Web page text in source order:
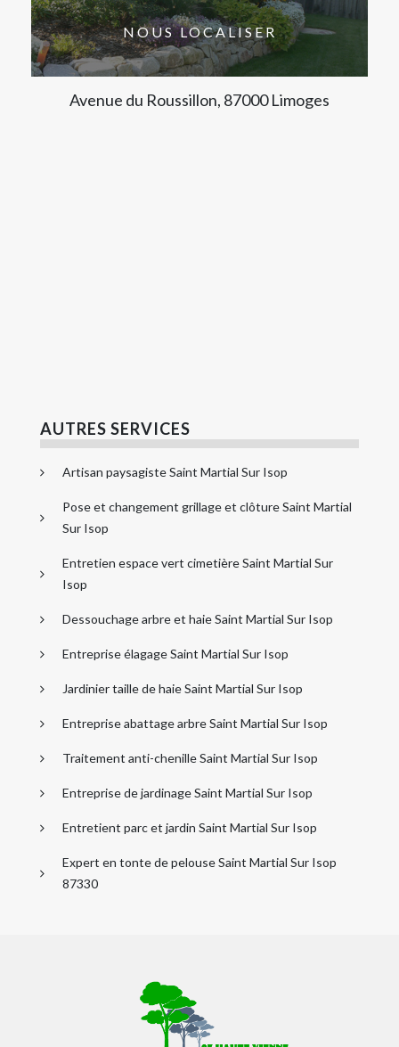
NOUS LOCALISER
Avenue du Roussillon, 87000 Limoges
AUTRES SERVICES
Artisan paysagiste Saint Martial Sur Isop
Pose et changement grillage et clôture Saint Martial
Sur Isop
Entretien espace vert cimetière Saint Martial Sur
Isop
Dessouchage arbre et haie Saint Martial Sur Isop
Entreprise élagage Saint Martial Sur Isop
Jardinier taille de haie Saint Martial Sur Isop
Entreprise abattage arbre Saint Martial Sur Isop
Traitement anti-chenille Saint Martial Sur Isop
Entreprise de jardinage Saint Martial Sur Isop
Entretient parc et jardin Saint Martial Sur Isop
Expert en tonte de pelouse Saint Martial Sur Isop
87330